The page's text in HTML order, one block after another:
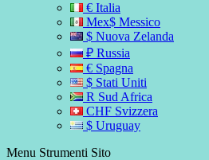
€ Italia
Mex$ Messico
$ Nuova Zelanda
₽ Russia
€ Spagna
$ Stati Uniti
R Sud Africa
CHF Svizzera
$ Uruguay
Menu Strumenti Sito